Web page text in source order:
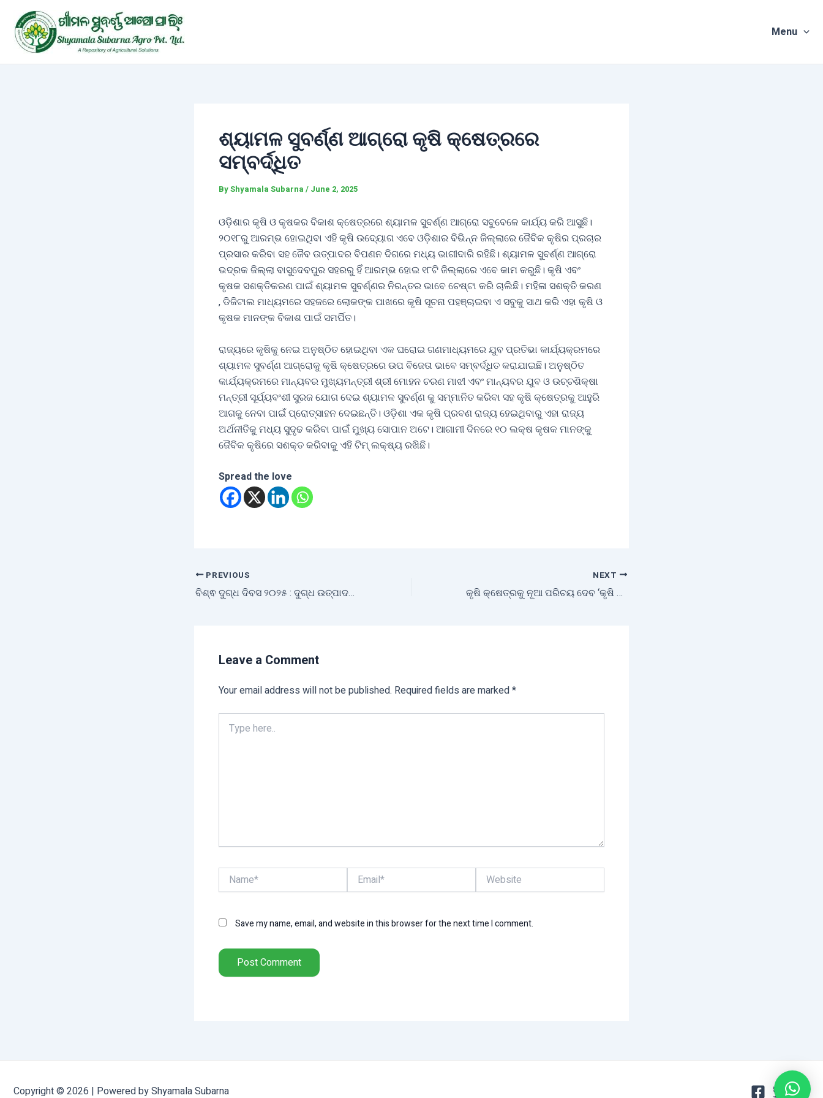
content
Menu
ଶ୍ୟାମଳ ସୁବର୍ଣ୍ଣ ଆଗ୍ରୋ କୃଷି କ୍ଷେତ୍ରରେ
ସମ୍ବର୍ଦ୍ଧିତ
ByShyamala Subarna / June 2, 2025
ଓଡ଼ିଶାର କୃଷି ଓ କୃଷକର ବିକାଶ କ୍ଷେତ୍ରରେ ଶ୍ୟାମଳ ସୁବର୍ଣ୍ଣ ଆଗ୍ରୋ ସବୁବେଳେ କାର୍ଯ୍ୟ କରି ଆସୁଛି।
୨୦୧୮ରୁ ଆରମ୍ଭ ହୋଇଥିବା ଏହି କୃଷି ଉଦ୍ୟୋଗ ଏବେ ଓଡ଼ିଶାର ବିଭିନ୍ନ ଜିଲ୍ଲାରେ ଜୈବିକ କୃଷିର ପ୍ରଚାର
ପ୍ରସାର କରିବା ସହ ଜୈବ ଉତ୍ପାଦର ବିପଣନ ଦିଗରେ ମଧ୍ୟ ଭାଗୀଦାରି ରହିଛି। ଶ୍ୟାମଳ ସୁବର୍ଣ୍ଣ ଆଗ୍ରୋ
ଭଦ୍ରକ ଜିଲ୍ଲା ବାସୁଦେବପୁର ସହରରୁ ହିଁ ଆରମ୍ଭ ହୋଇ ୧୮ଟି ଜିଲ୍ଲାରେ ଏବେ କାମ କରୁଛି। କୃଷି ଏବଂ
କୃଷକ ସଶକ୍ତିକରଣ ପାଇଁ ଶ୍ୟାମଳ ସୁବର୍ଣ୍ଣର ନିରନ୍ତର ଭାବେ ଚେଷ୍ଟା କରି ଚାଲିଛି। ମହିଳା ସଶକ୍ତି କରଣ
, ଡିଜିଟାଲ ମାଧ୍ୟମରେ ସହଜରେ ଲୋକଙ୍କ ପାଖରେ କୃଷି ସୂଚନା ପହଞ୍ଚାଇବା ଏ ସବୁକୁ ସାଥ କରି ଏହା କୃଷି ଓ
କୃଷକ ମାନଙ୍କ ବିକାଶ ପାଇଁ ସମର୍ପିତ।
ରାଜ୍ୟରେ କୃଷିକୁ ନେଇ ଅନୁଷ୍ଠିତ ହୋଇଥିବା ଏକ ଘରୋଇ ଗଣମାଧ୍ୟମରେ ଯୁବ ପ୍ରତିଭା କାର୍ଯ୍ୟକ୍ରମରେ
ଶ୍ୟାମଳ ସୁବର୍ଣ୍ଣ ଆଗ୍ରୋକୁ କୃଷି କ୍ଷେତ୍ରରେ ଉପ ବିଜେତା ଭାବେ ସମ୍ବର୍ଦ୍ଧିତ କରାଯାଇଛି। ଅନୁଷ୍ଠିତ
କାର୍ଯ୍ୟକ୍ରମରେ ମାନ୍ୟବର ମୁଖ୍ୟମନ୍ତ୍ରୀ ଶ୍ରୀ ମୋହନ ଚରଣ ମାଝୀ ଏବଂ ମାନ୍ୟବର ଯୁବ ଓ ଉଚ୍ଚଶିକ୍ଷା
ମନ୍ତ୍ରୀ ସୂର୍ଯ୍ୟବଂଶୀ ସୁରଜ ଯୋଗ ଦେଇ ଶ୍ୟାମଳ ସୁବର୍ଣ୍ଣ କୁ ସମ୍ମାନିତ କରିବା ସହ କୃଷି କ୍ଷେତ୍ରକୁ ଆହୁରି
ଆଗକୁ ନେବା ପାଇଁ ପ୍ରୋତ୍ସାହନ ଦେଇଛନ୍ତି। ଓଡ଼ିଶା ଏକ କୃଷି ପ୍ରବଣ ରାଜ୍ୟ ହେଇଥିବାରୁ ଏହା ରାଜ୍ୟ
ଅର୍ଥନୀତିକୁ ମଧ୍ୟ ସୁଦୃଢ କରିବା ପାଇଁ ମୁଖ୍ୟ ସୋପାନ ଅଟେ। ଆଗାମୀ ଦିନରେ ୧୦ ଲକ୍ଷ କୃଷକ ମାନଙ୍କୁ
ଜୈବିକ କୃଷିରେ ସଶକ୍ତ କରିବାକୁ ଏହି ଟିମ୍ ଲକ୍ଷ୍ୟ ରଖିଛି।
Spread the love
PREVIOUS
ବିଶ୍ଵ ଦୁଗ୍ଧ ଦିବସ ୨୦୨୫ : ଦୁଗ୍ଧ ଉତ୍ପାଦନରେ ଆତ୍ମନିର୍ଭରଶୀଳ ହେବ ଓଡ଼ିଶା
NEXT
କୃଷି କ୍ଷେତ୍ରକୁ ନୂଆ ପରିଚୟ ଦେବ ‘କୃଷି ଭବନ’
Leave a Comment
Your email address will not be published. Required fields are marked*
Type
here..
Name* Email* Website
Save my name, email, and website in this browser for the next time I comment.
Copyright © 2026 | Powered by Shyamala Subarna